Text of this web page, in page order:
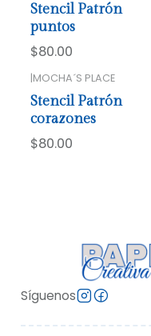
Stencil Patrón
puntos
$80.00
|MOCHA´S PLACE
Stencil Patrón
corazones
$80.00
Síguenos